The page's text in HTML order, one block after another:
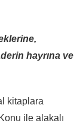
hayrına ve
kitaplara
ile alakalı